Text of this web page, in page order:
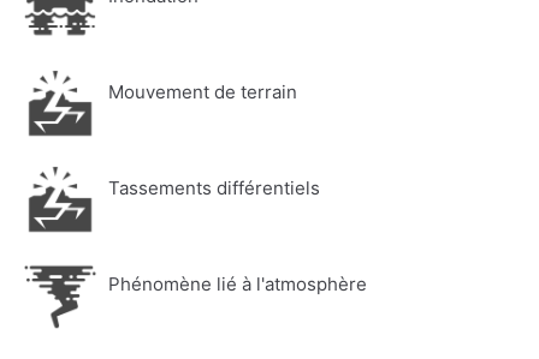
Mouvement de terrain
Tassements différentiels
Phénomène lié à l'atmosphère